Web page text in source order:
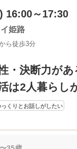
16:00～17:30
姫路
ら徒歩3分
・決断力が
は2人暮らし
っくりとお話しがしたい